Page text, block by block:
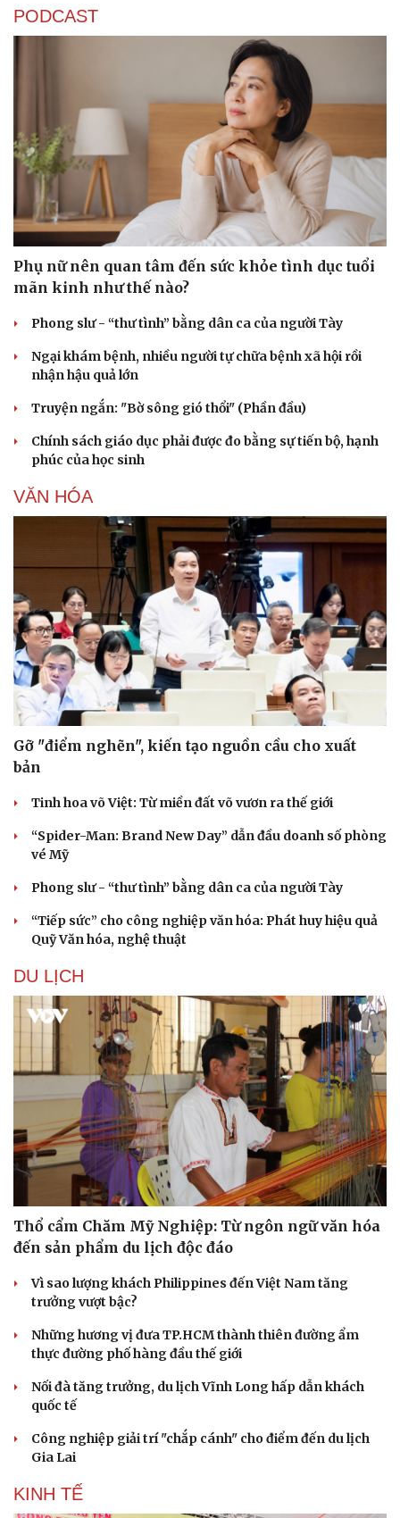
Văn hóa
Sân khấu - Điện ảnh
Văn học
Âm nhạc
Di sản
Nghệ sĩ
Thời trang
Sao Việt
PODCAST
Phụ nữ nên quan tâm đến sức khỏe tình dục tuổi
mãn kinh như thế nào?
Phong slư - “thư tình” bằng dân ca của người Tày
Ngại khám bệnh, nhiều người tự chữa bệnh xã hội rồi
nhận hậu quả lớn
Truyện ngắn: "Bờ sông gió thổi" (Phần đầu)
Chính sách giáo dục phải được đo bằng sự tiến bộ, hạnh
phúc của học sinh
VĂN HÓA
Gỡ "điểm nghẽn", kiến tạo nguồn cầu cho xuất
bản
Tinh hoa võ Việt: Từ miền đất võ vươn ra thế giới
“Spider-Man: Brand New Day” dẫn đầu doanh số phòng
vé Mỹ
Phong slư - “thư tình” bằng dân ca của người Tày
“Tiếp sức” cho công nghiệp văn hóa: Phát huy hiệu quả
Quỹ Văn hóa, nghệ thuật
DU LỊCH
Thổ cẩm Chăm Mỹ Nghiệp: Từ ngôn ngữ văn hóa
đến sản phẩm du lịch độc đáo
Vì sao lượng khách Philippines đến Việt Nam tăng
trưởng vượt bậc?
Những hương vị đưa TP.HCM thành thiên đường ẩm
thực đường phố hàng đầu thế giới
Nối đà tăng trưởng, du lịch Vĩnh Long hấp dẫn khách
quốc tế
Công nghiệp giải trí "chắp cánh" cho điểm đến du lịch
Gia Lai
KINH TẾ